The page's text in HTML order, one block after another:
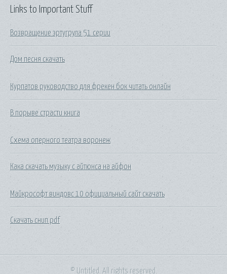
Links to Important Stuff
Возвращение эртугрула 51 серии
Дом песня скачать
Курпатов руководство для фрекен бок читать онлайн
В порыве страсти книга
Схема оперного театра воронеж
Кака скачать музыку с айтюнса на айфон
Майкрософт виндовс 10 официальный сайт скачать
Скачать снип pdf
© Untitled. All rights reserved.